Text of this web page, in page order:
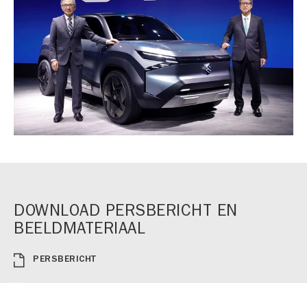
DOWNLOAD PERSBERICHT EN
BEELDMATERIAAL
PERSBERICHT